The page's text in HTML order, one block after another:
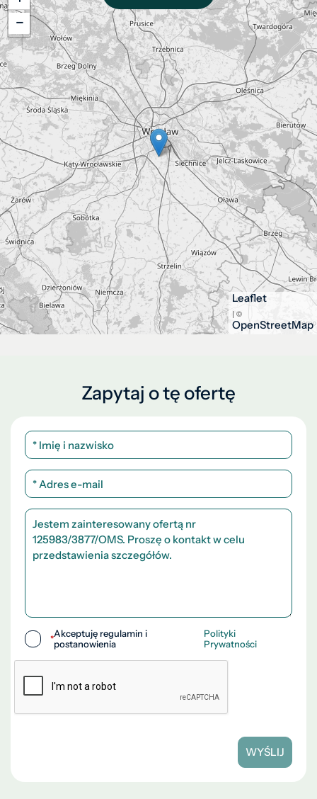
−
Leaflet
| ©
OpenStreetMap
Zapytaj o tę ofertę
*Akceptuję regulamin i
postanowienia
Polityki
Prywatności
WYŚLIJ